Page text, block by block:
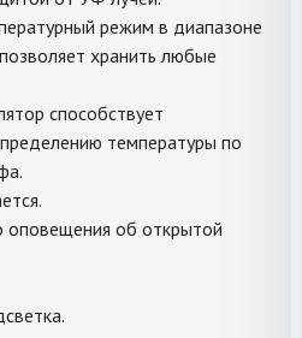
режим в диапазоне
хранить любые
способствует
температуры по
оповещения об открытой